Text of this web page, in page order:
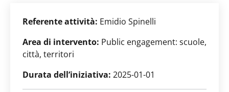
Referente attività: Emidio Spinelli
Area di intervento: Public engagement: scuole,
città, territori
Durata dell’iniziativa: 2025-01-01